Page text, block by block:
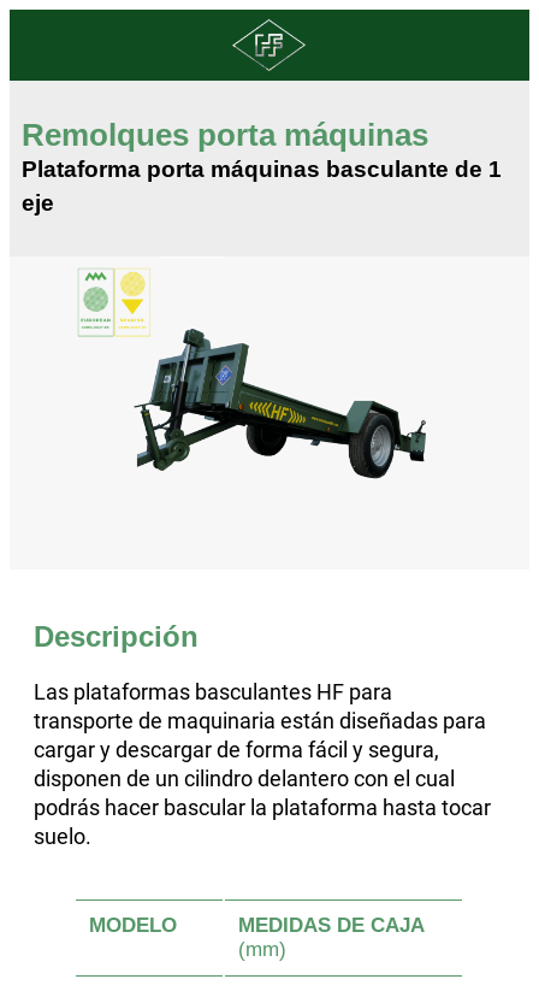
Remolques porta máquinas
Plataforma porta máquinas basculante de 1
eje
Descripción
Las plataformas basculantes HF para
transporte de maquinaria están diseñadas para
cargar y descargar de forma fácil y segura,
disponen de un cilindro delantero con el cual
podrás hacer bascular la plataforma hasta tocar
suelo.
MODELO
MEDIDAS DE CAJA
(mm)